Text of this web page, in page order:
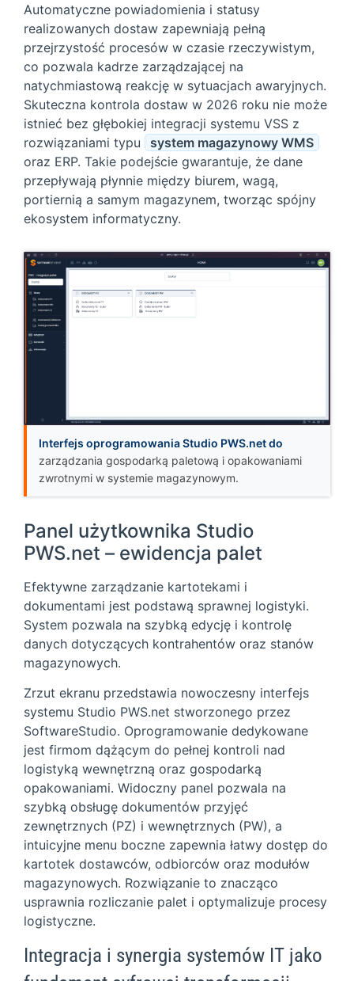
Automatyczne powiadomienia i statusy
realizowanych dostaw zapewniają pełną
przejrzystość procesów w czasie rzeczywistym,
co pozwala kadrze zarządzającej na
natychmiastową reakcję w sytuacjach awaryjnych.
Skuteczna kontrola dostaw w 2026 roku nie może
istnieć bez głębokiej integracji systemu VSS z
rozwiązaniami typu
system magazynowy WMS
oraz ERP. Takie podejście gwarantuje, że dane
przepływają płynnie między biurem, wagą,
portiernią a samym magazynem, tworząc spójny
ekosystem informatyczny.
Interfejs oprogramowania Studio PWS.net do
zarządzania gospodarką paletową i opakowaniami
zwrotnymi w systemie magazynowym.
Panel użytkownika Studio
PWS.net – ewidencja palet
Efektywne zarządzanie kartotekami i
dokumentami jest podstawą sprawnej logistyki.
System pozwala na szybką edycję i kontrolę
danych dotyczących kontrahentów oraz stanów
magazynowych.
Zrzut ekranu przedstawia nowoczesny interfejs
systemu Studio PWS.net stworzonego przez
SoftwareStudio. Oprogramowanie dedykowane
jest firmom dążącym do pełnej kontroli nad
logistyką wewnętrzną oraz gospodarką
opakowaniami. Widoczny panel pozwala na
szybką obsługę dokumentów przyjęć
zewnętrznych (PZ) i wewnętrznych (PW), a
intuicyjne menu boczne zapewnia łatwy dostęp do
kartotek dostawców, odbiorców oraz modułów
magazynowych. Rozwiązanie to znacząco
usprawnia rozliczanie palet i optymalizuje procesy
logistyczne.
Integracja i synergia systemów IT jako